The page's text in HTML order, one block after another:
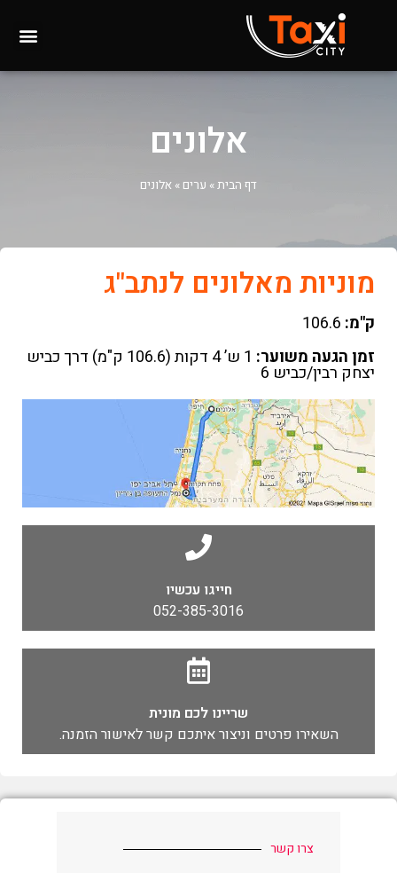
אלונים
דף הבית» ערים » אלונים
מוניות מאלונים לנתב"ג
ק"מ: 106.6
זמן הגעה משוער:
1 ש’ 4 דקות (106.6 ק"מ) דרך כביש
יצחק רבין/כביש 6
חייגו עכשיו
052-385-3016
שריינו לכם מונית
השאירו פרטים וניצור איתכם קשר לאישור הזמנה.
צרו קשר